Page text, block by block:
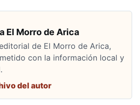
El Morro de Arica
de El Morro de Arica,
con la información local y
del autor